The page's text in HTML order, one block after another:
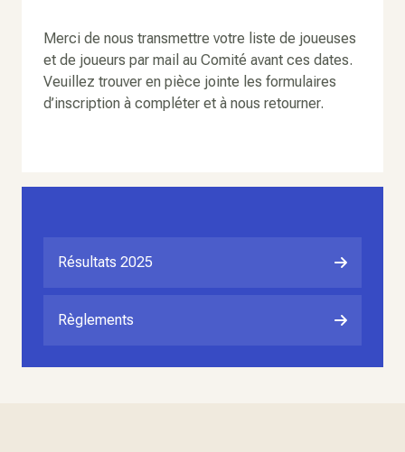
Merci de nous transmettre votre liste de joueuses
et de joueurs par mail au Comité avant ces dates.
Veuillez trouver en pièce jointe les formulaires
d’inscription à compléter et à nous retourner.
Résultats 2025
Règlements